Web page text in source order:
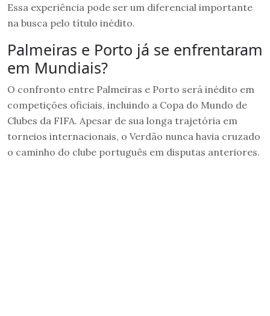
Essa experiência pode ser um diferencial importante
na busca pelo título inédito.
Palmeiras e Porto já se enfrentaram
em Mundiais?
O confronto entre Palmeiras e Porto será inédito em
competições oficiais, incluindo a Copa do Mundo de
Clubes da FIFA. Apesar de sua longa trajetória em
torneios internacionais, o Verdão nunca havia cruzado
o caminho do clube português em disputas anteriores.